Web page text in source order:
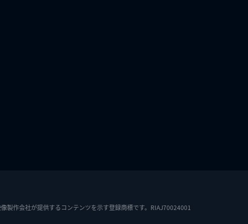
製作会社が提供するコンテンツを示す登録商標です。RIAJ70024001